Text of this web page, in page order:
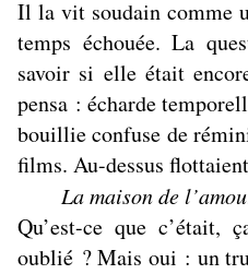
Il la vit soudain comme
temps échouée. La
savoir si elle était
pensa : écharde
bouillie confuse de
films. Au-dessus
La maison de
Qu’est-ce que c’était,
oublié ? Mais oui : un